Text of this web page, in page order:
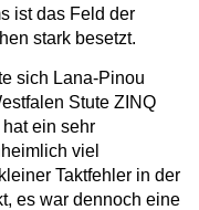
ist das Feld der
stark besetzt.
sich Lana-Pinou
Stute ZINQ
hat ein sehr
viel
Taktfehler in der
es war dennoch eine